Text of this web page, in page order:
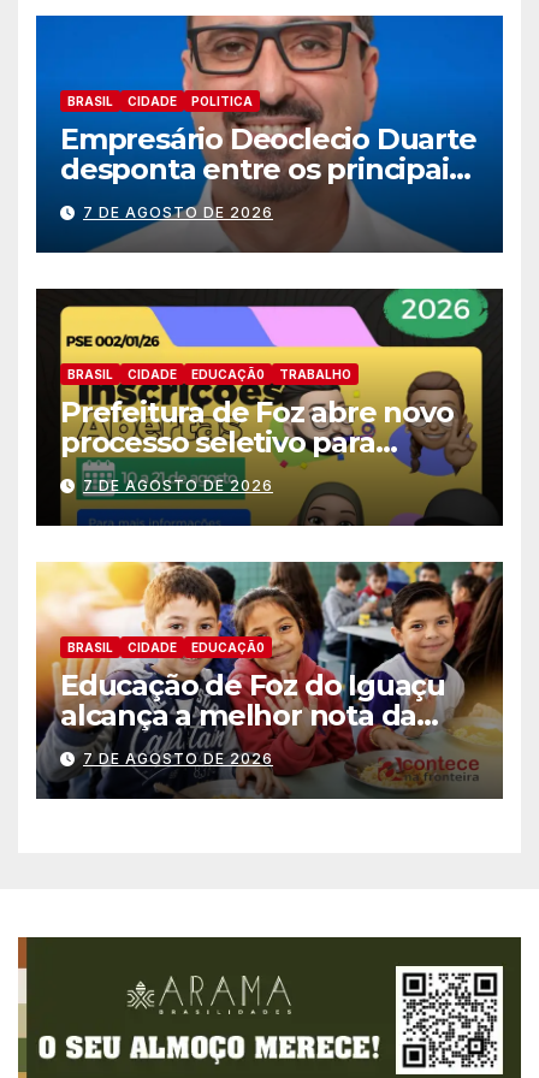
BRASIL CIDADE POLITICA
Empresário Deoclecio Duarte
desponta entre os principais
nomes do União Brasil para
deputado estadual
7 DE AGOSTO DE 2026
BRASIL CIDADE EDUCAÇÃ0 TRABALHO
Prefeitura de Foz abre novo
processo seletivo para
estagiários
7 DE AGOSTO DE 2026
BRASIL CIDADE EDUCAÇÃ0
Educação de Foz do Iguaçu
alcança a melhor nota da
história no IDEB
7 DE AGOSTO DE 2026